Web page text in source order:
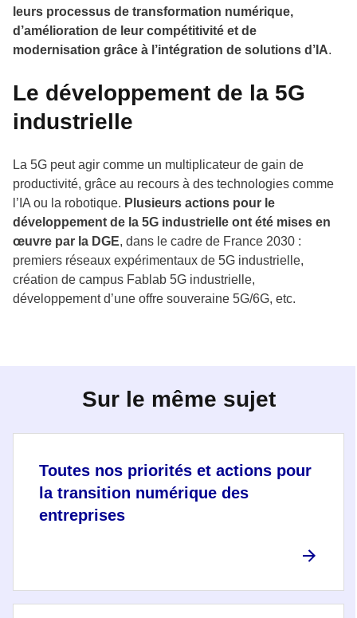
leurs processus de transformation numérique,
d’amélioration de leur compétitivité et de
modernisation grâce à l’intégration de solutions d’IA.
Le développement de la 5G
industrielle
La 5G peut agir comme un multiplicateur de gain de
productivité, grâce au recours à des technologies comme
l’IA ou la robotique. Plusieurs actions pour le
développement de la 5G industrielle ont été mises en
œuvre par la DGE, dans le cadre de France 2030 :
premiers réseaux expérimentaux de 5G industrielle,
création de campus Fablab 5G industrielle,
développement d’une offre souveraine 5G/6G, etc.
Sur le même sujet
Toutes nos priorités et actions pour
la transition numérique des
entreprises